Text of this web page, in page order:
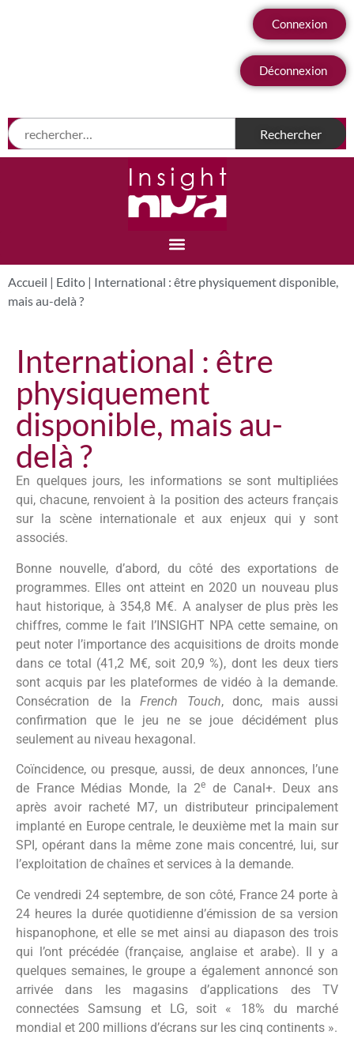
Connexion
Déconnexion
Accueil | Edito | International : être physiquement disponible,
mais au-delà ?
International : être
physiquement
disponible, mais au-
delà ?
En quelques jours, les informations se sont multipliées
qui, chacune, renvoient à la position des acteurs français
sur la scène internationale et aux enjeux qui y sont
associés.
Bonne nouvelle, d’abord, du côté des exportations de
programmes. Elles ont atteint en 2020 un nouveau plus
haut historique, à 354,8 M€. A analyser de plus près les
chiffres, comme le fait l’INSIGHT NPA cette semaine, on
peut noter l’importance des acquisitions de droits monde
dans ce total (41,2 M€, soit 20,9 %), dont les deux tiers
sont acquis par les plateformes de vidéo à la demande.
Consécration de laFrench Touch, donc, mais aussi
confirmation que le jeu ne se joue décidément plus
seulement au niveau hexagonal.
Coïncidence, ou presque, aussi, de deux annonces, l’une
de France Médias Monde, la 2e
de Canal+. Deux ans
après avoir racheté M7, un distributeur principalement
implanté en Europe centrale, le deuxième met la main sur
SPI, opérant dans la même zone mais concentré, lui, sur
l’exploitation de chaînes et services à la demande.
Ce vendredi 24 septembre, de son côté, France 24 porte à
24 heures la durée quotidienne d’émission de sa version
hispanophone, et elle se met ainsi au diapason des trois
qui l’ont précédée (française, anglaise et arabe). Il y a
quelques semaines, le groupe a également annoncé son
arrivée dans les magasins d’applications des TV
connectées Samsung et LG, soit « 18% du marché
mondial et 200 millions d’écrans sur les cinq continents ».